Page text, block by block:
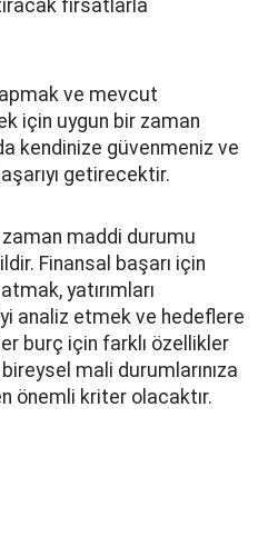
fırsatlarla
ve mevcut
için uygun bir zaman
kendinize güvenmeniz ve
getirecektir.
zaman maddi durumu
Finansal başarı için
yatırımları
analiz etmek ve hedeflere
burç için farklı özellikler
mali durumlarınıza
önemli kriter olacaktır.